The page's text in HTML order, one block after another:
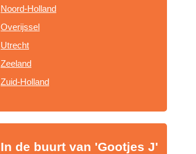
Noord-Holland
Overijssel
Utrecht
Zeeland
Zuid-Holland
In de buurt van 'Gootjes J'